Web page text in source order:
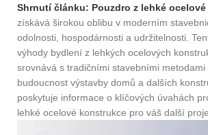
Shrnutí článku: Pouzdro z lehké
získává širokou oblibu v moderním
odolnosti, hospodárnosti a udržitelnosti.
výhody bydlení z lehkých ocelových
srovnává s tradičními stavebními metodami
budoucnost výstavby domů a dalších
poskytuje informace o klíčových úvahách
lehké ocelové konstrukce pro váš další